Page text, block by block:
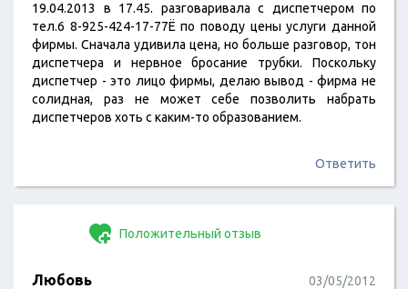
19.04.2013 в 17.45. разговаривала с диспетчером по
тел.6 8-925-424-17-77Ё по поводу цены услуги данной
фирмы. Сначала удивила цена, но больше разговор, тон
диспетчера и нервное бросание трубки. Поскольку
диспетчер - это лицо фирмы, делаю вывод - фирма не
солидная, раз не может себе позволить набрать
диспетчеров хоть с каким-то образованием.
Ответить
Положительный отзыв
Любовь 03/05/2012